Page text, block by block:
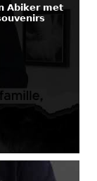
𝗔𝗯𝗶𝗸𝗲𝗿 𝗺𝗲𝘁